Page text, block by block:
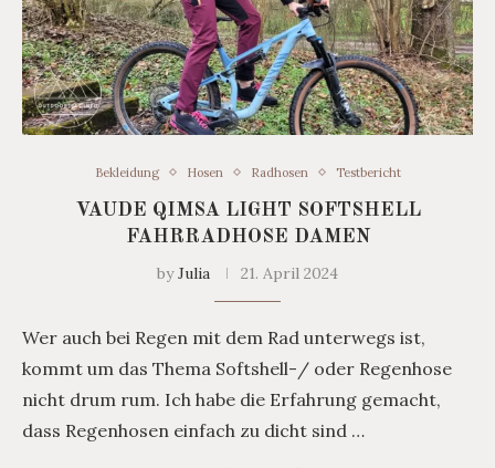
Bekleidung Hosen Radhosen Testbericht
VAUDE QIMSA LIGHT SOFTSHELL
FAHRRADHOSE DAMEN
byJulia 21. April 2024
Wer auch bei Regen mit dem Rad unterwegs ist,
kommt um das Thema Softshell-/ oder Regenhose
nicht drum rum. Ich habe die Erfahrung gemacht,
dass Regenhosen einfach zu dicht sind …